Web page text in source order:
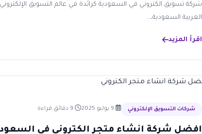
شركة تسويق الكتروني في السعودية كرائدة في عالم التسويق
العربية السعودية،...
اقرأ المزيد
شركات التسويق الإلكتروني
افضل شركة انشاء متجر الكتروني​​ في